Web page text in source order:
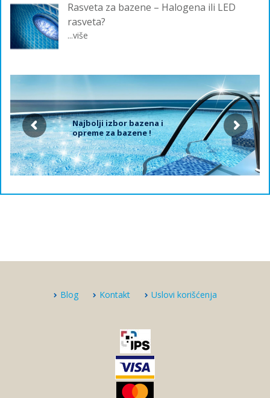
Rasveta za bazene – Halogena ili LED
rasveta?
...više
Najbolji izbor bazena i
opreme za bazene !
Blog Kontakt Uslovi korišćenja